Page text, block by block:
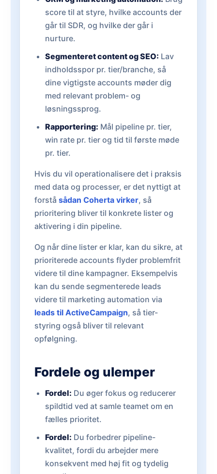
score til at styre, hvilke accounts der
går til SDR, og hvilke der går i
nurture.
Segmenteret content og SEO: Lav
indholdsspor pr. tier/branche, så
dine vigtigste accounts møder dig
med relevant problem- og
løsningssprog.
Rapportering: Mål pipeline pr. tier,
win rate pr. tier og tid til første møde
pr. tier.
Hvis du vil operationalisere det i praksis
med data og processer, er det nyttigt at
forstå sådan Coherta virker, så
prioritering bliver til konkrete lister og
aktivering i din pipeline.
Og når dine lister er klar, kan du sikre, at
prioriterede accounts flyder problemfrit
videre til dine kampagner. Eksempelvis
kan du sende segmenterede leads
videre til marketing automation via
leads til ActiveCampaign, så tier-
styring også bliver til relevant
opfølgning.
Fordele og ulemper
Fordel: Du øger fokus og reducerer
spildtid ved at samle teamet om en
fælles prioritet.
Fordel: Du forbedrer pipeline-
kvalitet, fordi du arbejder mere
konsekvent med høj fit og tydelig